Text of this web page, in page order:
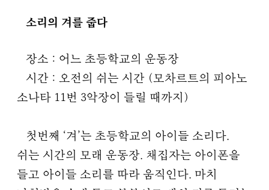
소리의 겨를 줍다
장소 : 어느 초등학교의 운동장
시간 : 오전의 쉬는 시간 (모차르트의 피아노
소나타 11번 3악장이 들릴 때까지)
첫번째 ‘겨’는 초등학교의 아이들 소리다.
쉬는 시간의 모래 운동장. 채집자는 아이폰을
들고 아이들 소리를 따라 움직인다. 마치